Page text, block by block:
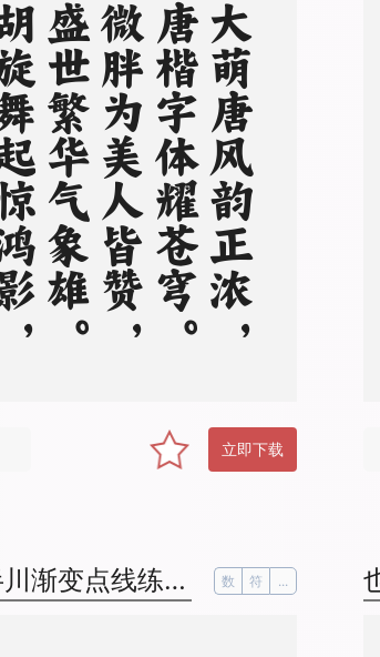
大
萌
唐
风
韵
正
浓
，
唐
楷
字
体
耀
苍
穹
。
微
胖
为
美
人
皆
赞
，
盛
世
繁
华
气
象
雄
。
胡
旋
舞
起
惊
鸿
影
，
丝
路
通
商
气
势
隆
。
诗
韵
悠
扬
传
万
古
，
长
安
盛
景
梦
魂
中
立即下载
平方北半川渐变点线练字体 数 符 ...